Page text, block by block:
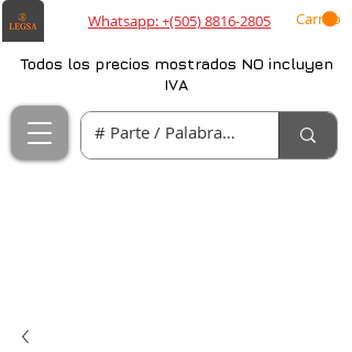
Whatsapp: +(505) 8816-2805 Carrito
Todos los precios mostrados NO incluyen
IVA